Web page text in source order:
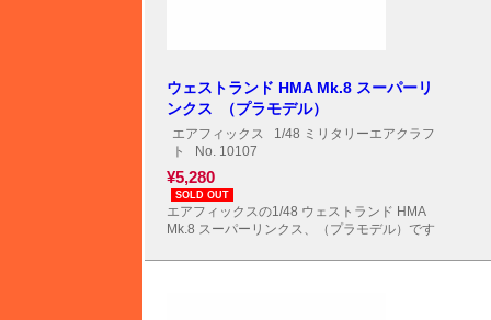
ウェストランド HMA Mk.8 スーパーリ
ンクス （プラモデル）
エアフィックス
1/48 ミリタリーエアクラフ
ト
No. 10107
¥5,280
SOLD OUT
エアフィックスの1/48 ウェストランド HMA
Mk.8 スーパーリンクス、（プラモデル）です